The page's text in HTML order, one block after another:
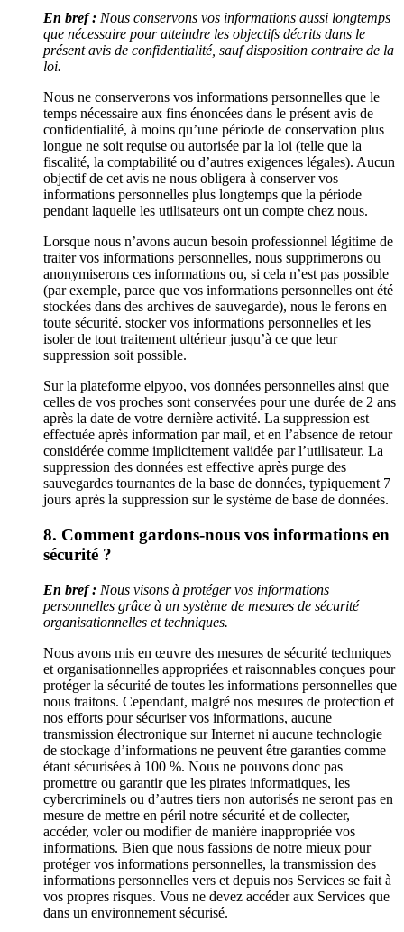
En bref : Nous conservons vos informations aussi longtemps
que nécessaire pour atteindre les objectifs décrits dans le
présent avis de confidentialité, sauf disposition contraire de la
loi.
Nous ne conserverons vos informations personnelles que le
temps nécessaire aux fins énoncées dans le présent avis de
confidentialité, à moins qu’une période de conservation plus
longue ne soit requise ou autorisée par la loi (telle que la
fiscalité, la comptabilité ou d’autres exigences légales). Aucun
objectif de cet avis ne nous obligera à conserver vos
informations personnelles plus longtemps que la période
pendant laquelle les utilisateurs ont un compte chez nous.
Lorsque nous n’avons aucun besoin professionnel légitime de
traiter vos informations personnelles, nous supprimerons ou
anonymiserons ces informations ou, si cela n’est pas possible
(par exemple, parce que vos informations personnelles ont été
stockées dans des archives de sauvegarde), nous le ferons en
toute sécurité. stocker vos informations personnelles et les
isoler de tout traitement ultérieur jusqu’à ce que leur
suppression soit possible.
Sur la plateforme elpyoo, vos données personnelles ainsi que
celles de vos proches sont conservées pour une durée de 2 ans
après la date de votre dernière activité. La suppression est
effectuée après information par mail, et en l’absence de retour
considérée comme implicitement validée par l’utilisateur. La
suppression des données est effective après purge des
sauvegardes tournantes de la base de données, typiquement 7
jours après la suppression sur le système de base de données.
8. Comment gardons-nous vos informations en
sécurité ?
En bref : Nous visons à protéger vos informations
personnelles grâce à un système de mesures de sécurité
organisationnelles et techniques.
Nous avons mis en œuvre des mesures de sécurité techniques
et organisationnelles appropriées et raisonnables conçues pour
protéger la sécurité de toutes les informations personnelles que
nous traitons. Cependant, malgré nos mesures de protection et
nos efforts pour sécuriser vos informations, aucune
transmission électronique sur Internet ni aucune technologie
de stockage d’informations ne peuvent être garanties comme
étant sécurisées à 100 %. Nous ne pouvons donc pas
promettre ou garantir que les pirates informatiques, les
cybercriminels ou d’autres tiers non autorisés ne seront pas en
mesure de mettre en péril notre sécurité et de collecter,
accéder, voler ou modifier de manière inappropriée vos
informations. Bien que nous fassions de notre mieux pour
protéger vos informations personnelles, la transmission des
informations personnelles vers et depuis nos Services se fait à
vos propres risques. Vous ne devez accéder aux Services que
dans un environnement sécurisé.